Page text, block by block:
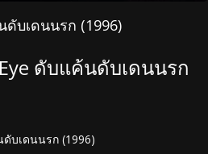
ดับเดนนรก (1996)
ดับแค้นดับเดนนรก
ดับเดนนรก (1996)